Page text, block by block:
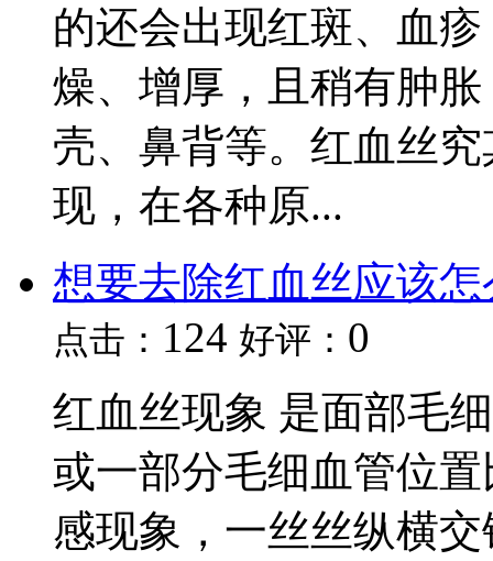
的还会出现红斑、血
燥、增厚，且稍有肿
壳、鼻背等。红血丝
现，在各种原...
想要去除红血丝应该怎
点击： 124 好评： 0
红血丝现象 是面部毛
或一部分毛细血管位
感现象，一丝丝纵横